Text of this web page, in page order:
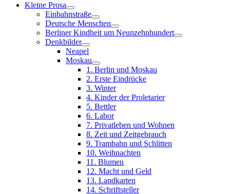
Kleine Prosa
Einbahnstraße
Deutsche Menschen
Berliner Kindheit um Neunzehnhundert
Denkbilder
Neapel
Moskau
1. Berlin und Moskau
2. Erste Eindrücke
3. Winter
4. Kinder der Proletarier
5. Bettler
6. Labor
7. Privatleben und Wohnen
8. Zeit und Zeitgebrauch
9. Trambahn und Schlitten
10. Weihnachten
11. Blumen
12. Macht und Geld
13. Landkarten
14. Schriftsteller